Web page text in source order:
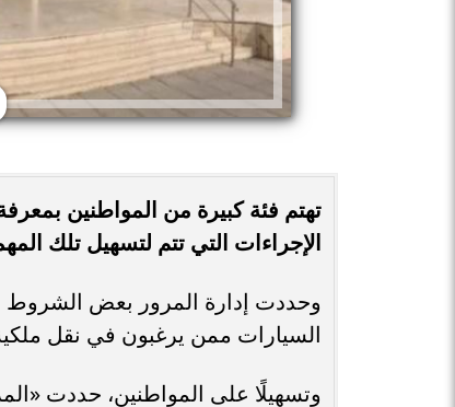
الإجراءات التي تتم لتسهيل تلك
وحددت إدارة المرور بعض الشروط
السيارات ممن يرغبون في نقل